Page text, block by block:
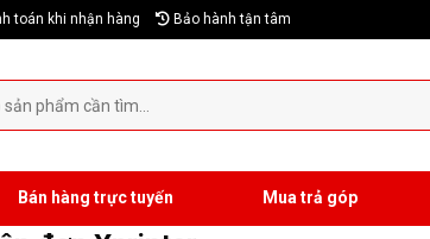
toán khi nhận hàng Bảo hành tận tâm
Bán hàng trực tuyến Mua trả góp